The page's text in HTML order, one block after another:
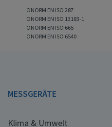
ONORM EN ISO 287
ONORM EN ISO 13183-1
ONORM EN ISO 665
ONORM EN ISO 6540
MESSGERÄTE
Klima & Umwelt